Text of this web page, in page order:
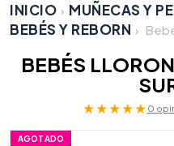
INICIO › MUÑECAS Y
BEBÉS Y REBORN ›
BEBÉS
★★★★★ 0
AGOTADO